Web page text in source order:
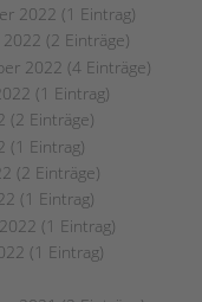
2022 (1 Eintrag)
(2 Einträge)
2022 (4 Einträge)
(1 Eintrag)
(2 Einträge)
(1 Eintrag)
(2 Einträge)
(1 Eintrag)
(1 Eintrag)
(1 Eintrag)